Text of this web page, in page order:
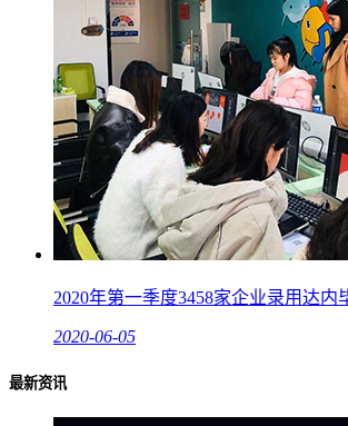
2020年第一季度3458家企业录用达内
2020-06-05
最新资讯